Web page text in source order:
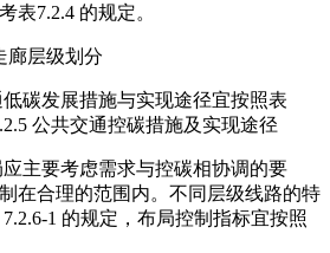
表7.2.4 的规定。
廊层级划分
碳发展措施与实现途径宜按照表
公共交通控碳措施及实现途径
主要考虑需求与控碳相协调的要
在合理的范围内。不同层级线路的特
1 的规定，布局控制指标宜按照